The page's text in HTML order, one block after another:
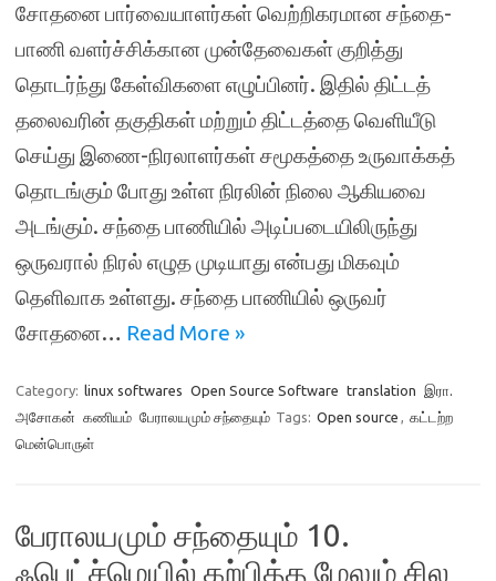
சோதனை பார்வையாளர்கள் வெற்றிகரமான சந்தை-
பாணி வளர்ச்சிக்கான முன்தேவைகள் குறித்து
தொடர்ந்து கேள்விகளை எழுப்பினர். இதில் திட்டத்
தலைவரின் தகுதிகள் மற்றும் திட்டத்தை வெளியீடு
செய்து இணை-நிரலாளர்கள் சமூகத்தை உருவாக்கத்
தொடங்கும் போது உள்ள நிரலின் நிலை ஆகியவை
அடங்கும். சந்தை பாணியில் அடிப்படையிலிருந்து
ஒருவரால் நிரல் எழுத முடியாது என்பது மிகவும்
தெளிவாக உள்ளது. சந்தை பாணியில் ஒருவர்
சோதனை… Read More »
Category: linux softwares Open Source Software translation இரா.
அசோகன் கணியம் பேராலயமும் சந்தையும் Tags: Open source , கட்டற்ற
மென்பொருள்
பேராலயமும் சந்தையும் 10.
ஃபெட்ச்மெயில் கற்பித்த மேலும் சில